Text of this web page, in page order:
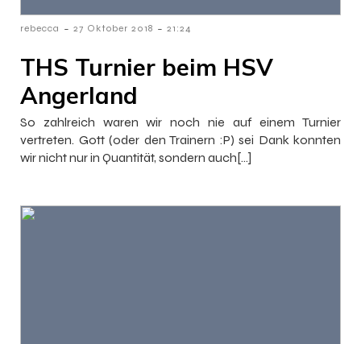
rebecca - 27 Oktober 2018 - 21:24
THS Turnier beim HSV
Angerland
So zahlreich waren wir noch nie auf einem Turnier
vertreten. Gott (oder den Trainern :P) sei Dank konnten
wir nicht nur in Quantität, sondern auch[…]